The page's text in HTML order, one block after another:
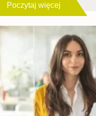
Poczytaj więcej